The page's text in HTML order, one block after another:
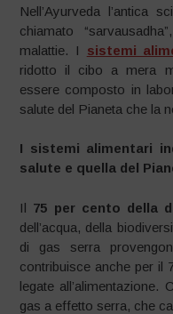
Nell’Ayurveda l’antica
chiamato
malattie. I sistemi
ridotto il cibo a mera
essere composto in
salute del Pianeta che la
I sistemi alimentari
salute e quella del
Il 75 per cento della
dell’acqua, della
di gas serra
contribuisce anche per il
legate
gas a effetto serra, che